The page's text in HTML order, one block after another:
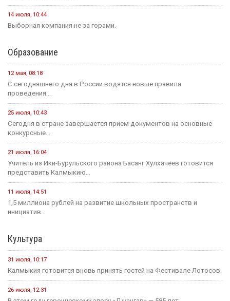
14 июля, 10:44
Выборная компания не за горами.
Образование
12 мая, 08:18
С сегодняшнего дня в России водятся новые правила
проведения...
25 июля, 10:43
Сегодня в стране завершается прием документов на основные
конкурсные...
21 июля, 16:04
Учитель из Ики-Бурульского района Басанг Хулхачеев готовится
представить Калмыкию...
11 июля, 14:51
1,5 миллиона рублей на развитие школьных пространств и
инициатив...
Культура
31 июля, 10:17
Калмыкия готовится вновь принять гостей на Фестивале Лотосов.
26 июля, 12:31